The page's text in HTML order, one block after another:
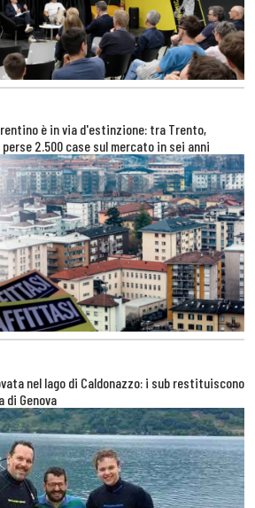
è in via d'estinzione: tra Trento,
perse 2.500 case sul mercato in sei anni
nel lago di Caldonazzo: i sub restituiscono
di Genova